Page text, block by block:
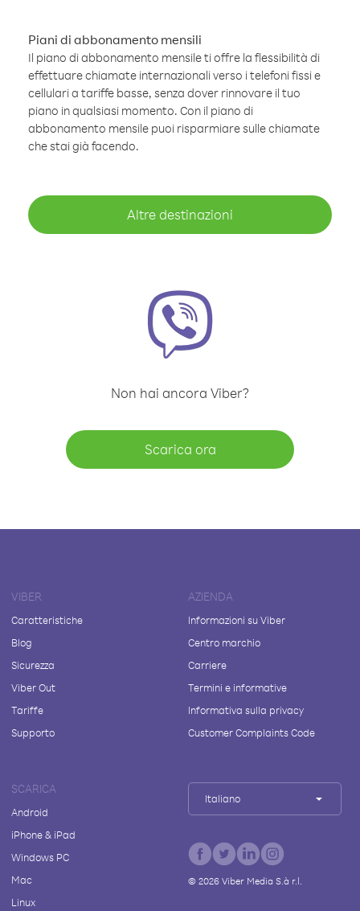
Piani di abbonamento mensili
Il piano di abbonamento mensile ti offre la flessibilità di
effettuare chiamate internazionali verso i telefoni fissi e
cellulari a tariffe basse, senza dover rinnovare il tuo
piano in qualsiasi momento. Con il piano di
abbonamento mensile puoi risparmiare sulle chiamate
che stai già facendo.
Altre destinazioni
Non hai ancora Viber?
Scarica ora
VIBER
Caratteristiche
Blog
Sicurezza
Viber Out
Tariffe
Supporto
AZIENDA
Informazioni su Viber
Centro marchio
Carriere
Termini e informative
Informativa sulla privacy
Customer Complaints Code
SCARICA
Android
iPhone & iPad
Windows PC
Mac
Linux
Italiano
© 2026Viber Media S.à r.l.